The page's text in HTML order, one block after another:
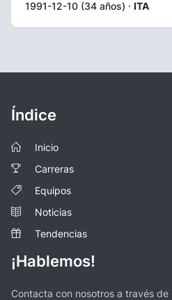
1991-12-10 (34 años) · ITA
Índice
Inicio
Carreras
Equipos
Noticias
Tendencias
¡Hablemos!
Contacta con nosotros a través de